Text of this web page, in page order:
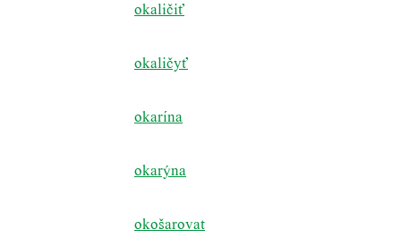
okaličiť
okaličyť
okarína
okarýna
okošarovat